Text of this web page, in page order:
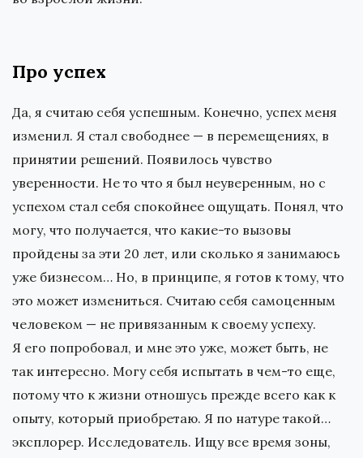
Про успех
Да, я считаю себя успешным. Конечно, успех меня
изменил. Я стал свободнее — в перемещениях, в
принятии решений. Появилось чувство
уверенности. Не то что я был неуверенным, но с
успехом стал себя спокойнее ощущать. Понял, что
могу, что получается, что какие-то вызовы
пройдены за эти 20 лет, или сколько я занимаюсь
уже бизнесом… Но, в принципе, я готов к тому, что
это может измениться. Считаю себя самоценным
человеком — не привязанным к своему успеху.
Я его попробовал, и мне это уже, может быть, не
так интересно. Могу себя испытать в чем-то еще,
потому что к жизни отношусь прежде всего как к
опыту, который приобретаю. Я по натуре такой…
эксплорер. Исследователь. Ищу все время зоны,